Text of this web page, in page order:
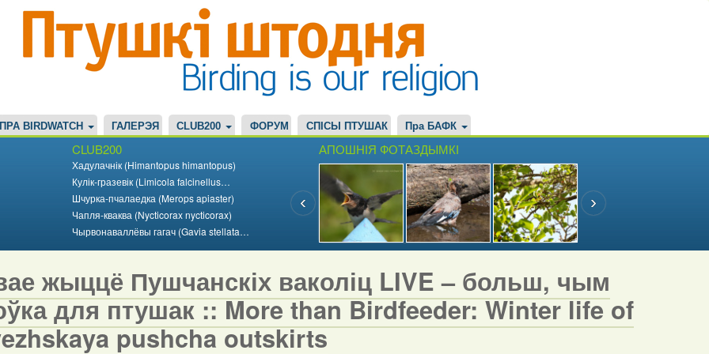
ПРА BIRDWATCH ГАЛЕРЭЯ CLUB200 ФОРУМ СПІСЫ ПТУШАК Пра БАФК
CLUB200
Хадулачнік (Himantopus himantopus)
Кулік-гразевік (Limicola falcinellus…
Шчурка-пчалаедка (Merops apiaster)
Чапля-кваква (Nycticorax nycticorax)
Чырвонаваллёвы гагач (Gavia stellata…
АПОШНІЯ ФОТАЗДЫМКІ
жыццё Пушчанскіх ваколіц LIVE – больш, чым
для птушак :: More than Birdfeeder: Winter life of
pushcha outskirts